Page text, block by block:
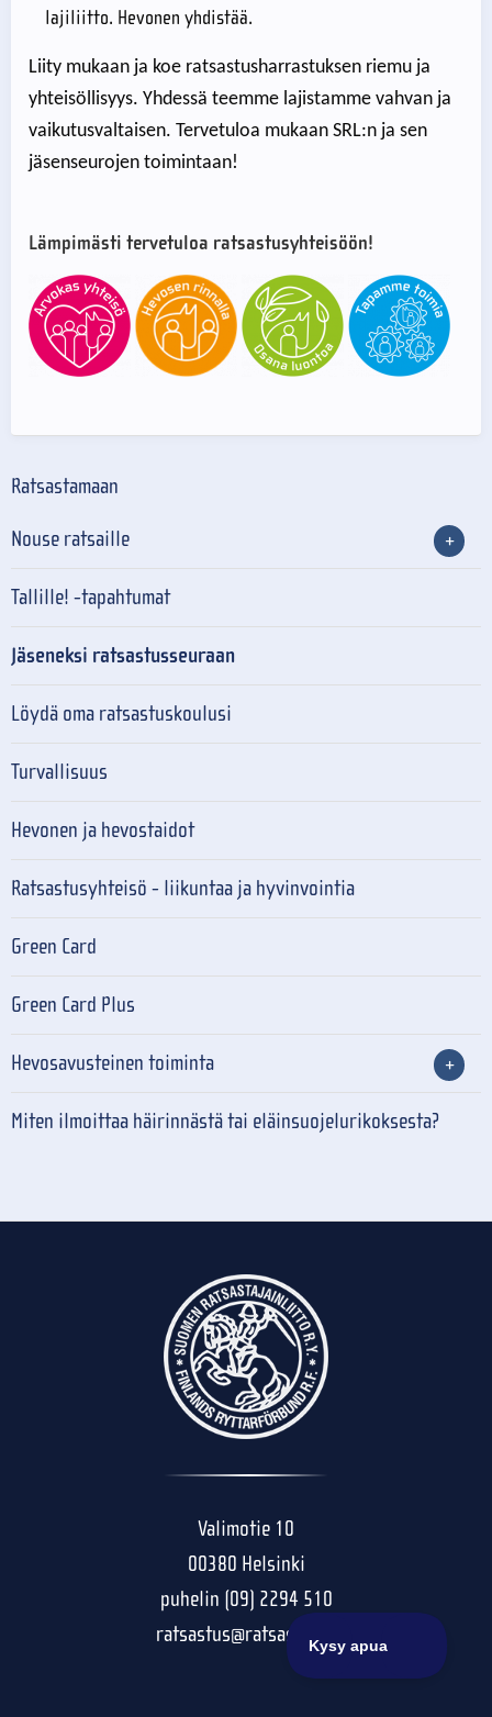
lajiliitto. Hevonen yhdistää.
Liity mukaan ja koe ratsastusharrastuksen riemu ja
yhteisöllisyys. Yhdessä teemme lajistamme vahvan ja
vaikutusvaltaisen. Tervetuloa mukaan SRL:n ja sen
jäsenseurojen toimintaan!
Lämpimästi tervetuloa ratsastusyhteisöön!
Ratsastamaan
Nouse ratsaille
Tallille! -tapahtumat
Jäseneksi ratsastusseuraan
Löydä oma ratsastuskoulusi
Turvallisuus
Hevonen ja hevostaidot
Ratsastusyhteisö - liikuntaa ja hyvinvointia
Green Card
Green Card Plus
Hevosavusteinen toiminta
Miten ilmoittaa häirinnästä tai eläinsuojelurikoksesta?
Valimotie 10
00380 Helsinki
puhelin (09) 2294 510
ratsastus@ratsastus.fi